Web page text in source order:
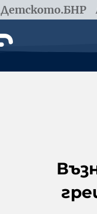
Детското.БНР